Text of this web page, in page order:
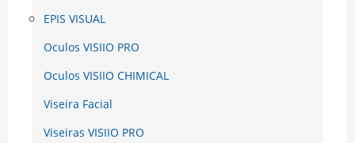
EPIS VISUAL
Oculos VISIIO PRO
Oculos VISIIO CHIMICAL
Viseira Facial
Viseiras VISIIO PRO